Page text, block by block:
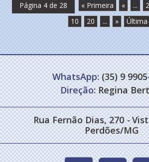
Página 4 de 28 « Primeira « ... 2
10
20 ... » Última
WhatsApp:(35) 9
Direção:Regina
Rua Fernão Dias, 270-
Perdões/MG